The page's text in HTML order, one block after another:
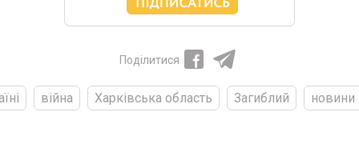
Поділитися
війна Харківська область Загиблий новини